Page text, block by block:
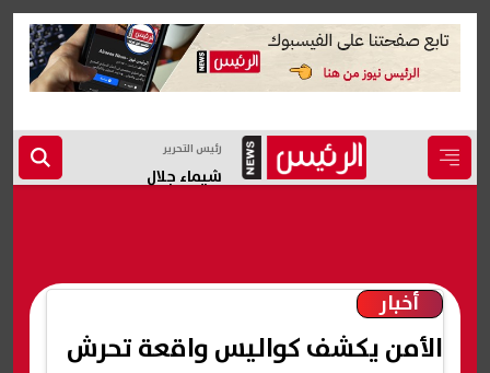
رئيس التحرير
شيماء جلال
أخبار
الأمن يكشف كواليس واقعة تحرش